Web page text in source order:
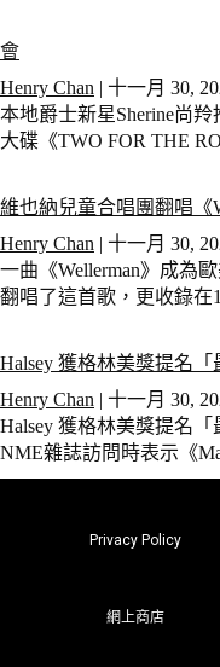
會
Henry Chan | 十一月 30,
本地爵士新星Sherine尚
大碟《TWO FOR THE
維也納兒童合唱團翻唱《
Henry Chan | 十一月 30,
一曲《Wellerman》成為
翻唱了這首歌，更收錄在
Halsey 獲格林美獎提名「
Henry Chan | 十一月 30,
Halsey 獲格林美獎提名
NME雜誌訪問時表示《
Privacy Policy
網上商店